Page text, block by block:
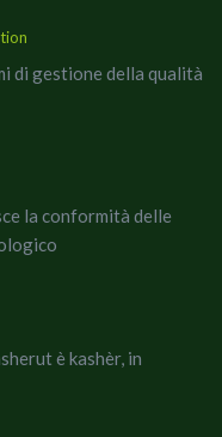
del sugo, poi due
di rosmarino e
ideale anche
di gestione della qualità
la conformità delle
è kashèr, in